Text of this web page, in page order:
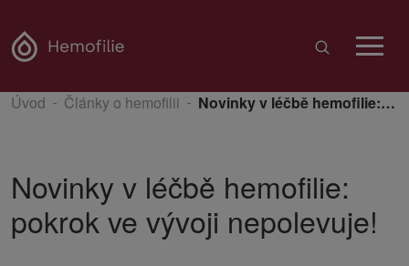
Úvod Články o hemofilii Novinky v léčbě hemofilie: pokrok ve vývoji nepolevuje!
Novinky v léčbě hemofilie:
pokrok ve vývoji nepolevuje!